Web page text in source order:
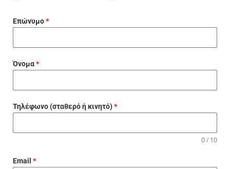
Επώνυμο*
Όνομα*
Τηλέφωνο (σταθερό ή κινητό)*
0 / 10
Email *